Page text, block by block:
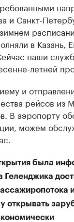
и Санкт-
в Казань,
наши
летней
и
рейсов из
В аэропорту
можем
была
Геленджика
открывать